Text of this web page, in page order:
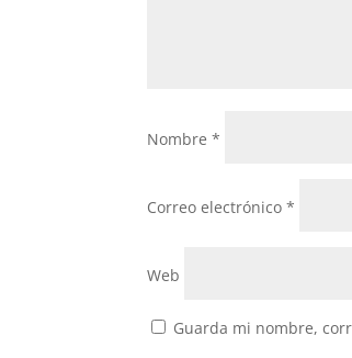
Nombre*
Correo electrónico*
Web
Guarda mi nombre,